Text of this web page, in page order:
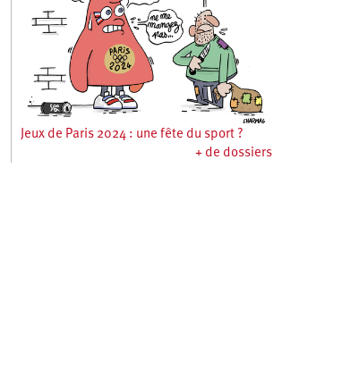
Jeux de Paris 2024 : une fête du sport ?
+ de dossiers